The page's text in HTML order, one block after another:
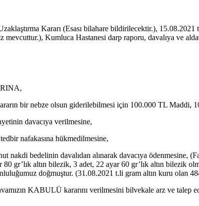
Kararı (Esası bilahare bildirilecektir.),
Kumluca Hastanesi darp raporu, davalıya ve
bir nebze olsun giderilebilmesi için 100.000 TL Maddi,
davacıya verilmesine,
nafakasına hükmedilmesine,
bedelinin davalıdan alınarak davacıya ödenmesine,
gr’lık altın bilezik, 3 adet, 22 ayar 60 gr’lık altın bilezik
doğmuştur. (31.08.2021 t.li gram altın kuru olan
KABULÜ kararını verilmesini bilvekale arz ve talep